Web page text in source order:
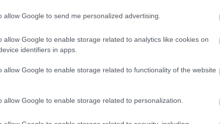
allow Google to send me personalized advertising.
allow Google to enable storage related to analytics like cookies on
identifiers in apps.
allow Google to enable storage related to functionality of the website
allow Google to enable storage related to personalization.
kuchyne originálny
priestor pomocou
kachličiek
nielen tam, čítajte ďalej. Príbeh rodiny Manikovcov je